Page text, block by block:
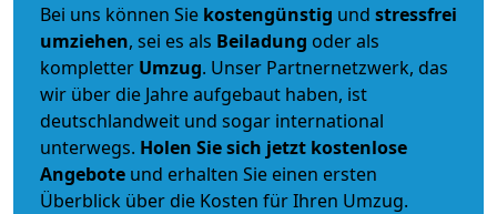
Bei uns können Sie kostengünstig und stressfrei
umziehen, sei es als Beiladung oder als
kompletter Umzug. Unser Partnernetzwerk, das
wir über die Jahre aufgebaut haben, ist
deutschlandweit und sogar international
unterwegs. Holen Sie sich jetzt kostenlose
Angebote und erhalten Sie einen ersten
Überblick über die Kosten für Ihren Umzug.